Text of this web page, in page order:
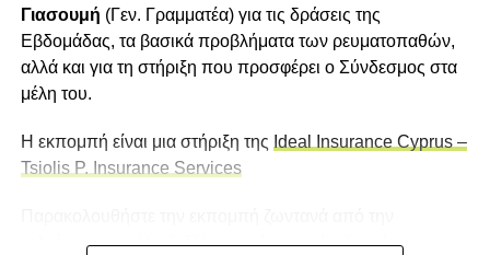
ίδια τη φύση των εμβολίων και τις παρενέργειές τους. Οι
μαρτυρίες αυτές αναδεικνύουν την αλήθεια: η κοινωνία
μπορεί να χειραγωγηθεί πολύ εύκολα και να δαμαστεί από
ένα οργανωμένο σύστημα που εκμεταλλεύεται τον φόβο.
Είναι πλέον αναγκαία μια σοβαρή αυτοκριτική. Αυτός ο
φάκελος που λέγεται κορονοϊός παραμένει ανοιχτός και
όμως, σαν λαός έχουμε ξεθωριάσει αυτό το κεφάλαιο από
Γιασουμή (Γεν. Γραμματέα) για τις δράσεις της
Εβδομάδας, τα βασικά προβλήματα των ρευματοπαθών,
αλλά και για τη στήριξη που προσφέρει ο Σύνδεσμος στα
μέλη του.
Η εκπομπή είναι μια στήριξη της Ideal Insurance Cyprus –
Tsiolis P. Insurance Services
τηλεόραση του Vouli.TV, την τηλεοπτική πλατφόρμα